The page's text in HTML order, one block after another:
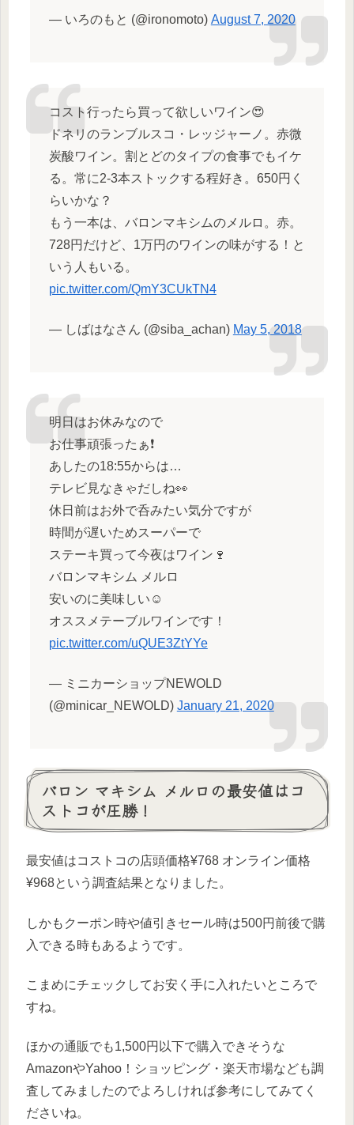
— いろのもと (@ironomoto) August 7, 2020
コスト行ったら買って欲しいワイン😍
ドネリのランブルスコ・レッジャーノ。赤微
炭酸ワイン。割とどのタイプの食事でもイケ
る。常に2-3本ストックする程好き。650円く
らいかな？
もう一本は、バロンマキシムのメルロ。赤。
728円だけど、1万円のワインの味がする！と
いう人もいる。
pic.twitter.com/QmY3CUkTN4
— しばはなさん (@siba_achan) May 5, 2018
明日はお休みなので
お仕事頑張ったぁ❗️
あしたの18:55からは…
テレビ見なきゃだしね👀
休日前はお外で呑みたい気分ですが
時間が遅いためスーパーで
ステーキ買って今夜はワイン🍷
バロンマキシム メルロ
安いのに美味しい☺️
オススメテーブルワインです！
pic.twitter.com/uQUE3ZtYYe
— ミニカーショップNEWOLD
(@minicar_NEWOLD) January 21, 2020
バロン マキシム メルロの最安値はコ
ストコが圧勝！
最安値はコストコの店頭価格¥768 オンライン価格
¥968という調査結果となりました。
しかもクーポン時や値引きセール時は500円前後で購
入できる時もあるようです。
こまめにチェックしてお安く手に入れたいところで
すね。
ほかの通販でも1,500円以下で購入できそうな
AmazonやYahoo！ショッピング・楽天市場なども調
査してみましたのでよろしければ参考にしてみてく
ださいね。